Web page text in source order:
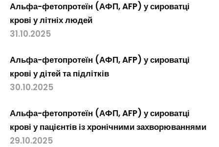
Альфа-фетопротеїн (АФП, AFP) у сироватці
крові у літніх людей
31.10.2025
Альфа-фетопротеїн (АФП, AFP) у сироватці
крові у дітей та підлітків
30.10.2025
Альфа-фетопротеїн (АФП, AFP) у сироватці
крові у пацієнтів із хронічними захворюваннями
29.10.2025